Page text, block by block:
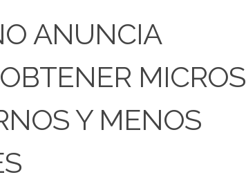
ANUNCIA
MICROS
Y MENOS